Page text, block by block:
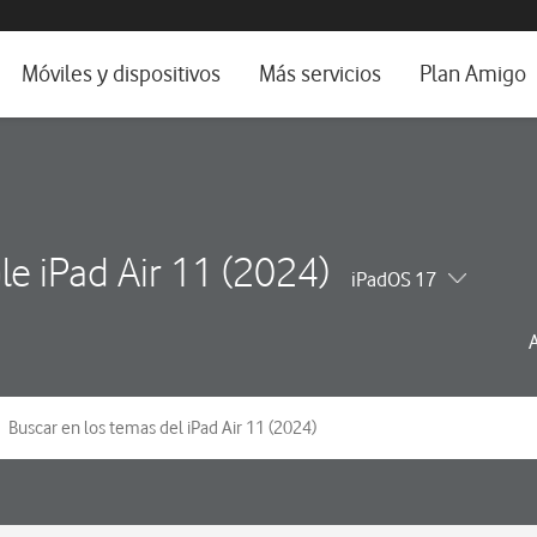
e idioma
Móviles y dispositivos Más servicios Plan Amigo
iPad Air 11 (2024) iPadOS 17